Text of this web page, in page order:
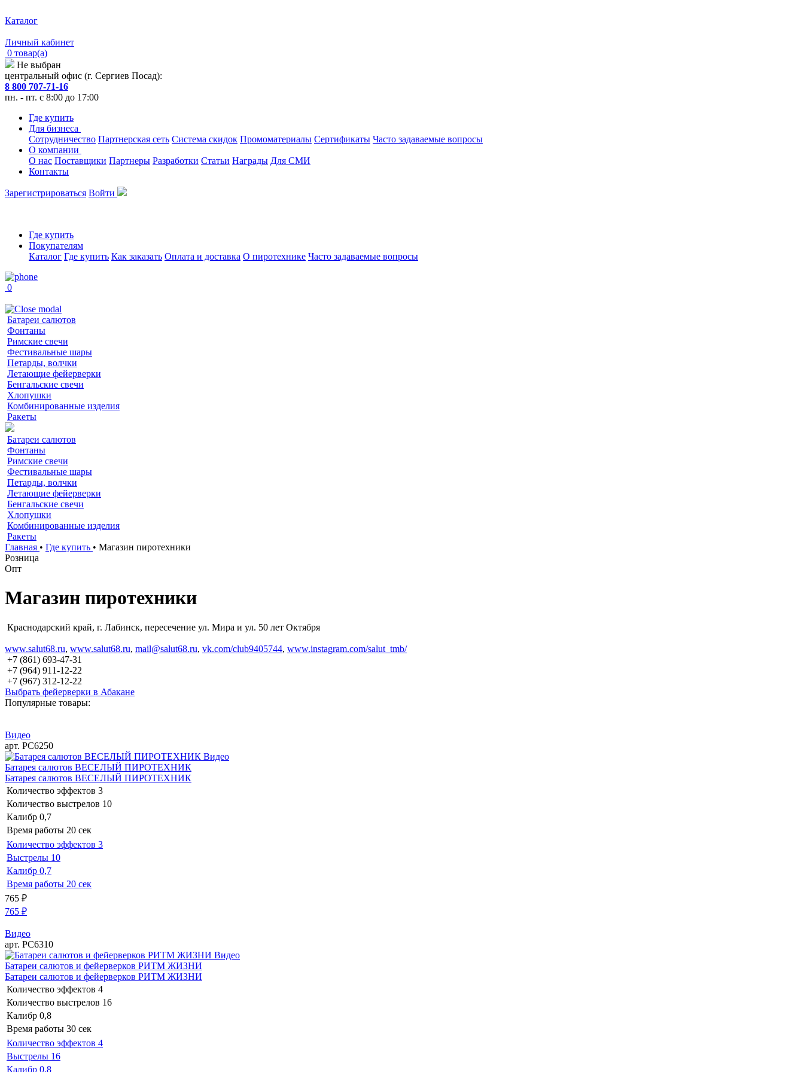
Каталог
Личный кабинет
0 товар(а)
Не выбран
центральный офис (г. Сергиев Посад):
8 800 707-71-16
пн. - пт. с 8:00 до 17:00
Где купить
Для бизнеса
Сотрудничество Партнерская сеть Система скидок Промоматериалы Сертификаты Часто задаваемые вопросы
О компании
О нас Поставщики Партнеры Разработки Статьи Награды Для СМИ
Контакты
Зарегистрироваться Войти
Где купить
Покупателям
Каталог Где купить Как заказать Оплата и доставка О пиротехнике Часто задаваемые вопросы
0
Батареи салютов
Фонтаны
Римские свечи
Фестивальные шары
Петарды, волчки
Летающие фейерверки
Бенгальские свечи
Хлопушки
Комбинированные изделия
Ракеты
Батареи салютов
Фонтаны
Римские свечи
Фестивальные шары
Петарды, волчки
Летающие фейерверки
Бенгальские свечи
Хлопушки
Комбинированные изделия
Ракеты
Главная • Где купить • Магазин пиротехники
Розница
Опт
Магазин пиротехники
Краснодарский край, г. Лабинск, пересечение ул. Мира и ул. 50 лет Октября
www.salut68.ru, www.salut68.ru, mail@salut68.ru, vk.com/club9405744, www.instagram.com/salut_tmb/
+7 (861) 693-47-31
+7 (964) 911-12-22
+7 (967) 312-12-22
Выбрать фейерверки в Абакане
Популярные товары:
Видео
арт. РС6250
Видео
Батарея салютов ВЕСЕЛЫЙ ПИРОТЕХНИК
Батарея салютов ВЕСЕЛЫЙ ПИРОТЕХНИК
Количество эффектов 3
Количество выстрелов 10
Калибр 0,7
Время работы 20 сек
Количество эффектов 3
Выстрелы 10
Калибр 0,7
Время работы 20 сек
765 ₽
765 ₽
Видео
арт. РС6310
Видео
Батареи салютов и фейерверков РИТМ ЖИЗНИ
Батареи салютов и фейерверков РИТМ ЖИЗНИ
Количество эффектов 4
Количество выстрелов 16
Калибр 0,8
Время работы 30 сек
Количество эффектов 4
Выстрелы 16
Калибр 0,8